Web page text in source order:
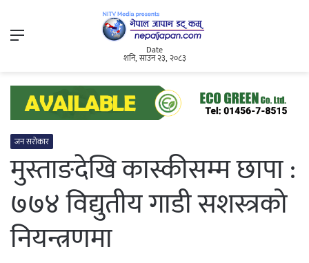
Menu
Date
शनि, साउन २३, २०८३
जन सरोकार
मुस्ताङदेखि कास्कीसम्म छापा :
७७४ विद्युतीय गाडी सशस्त्रको
नियन्त्रणमा